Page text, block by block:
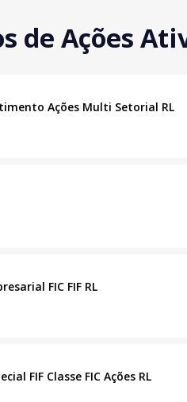
de Ações
Ações Multi Setorial RL
FIC FIF RL
FIF Classe FIC Ações RL